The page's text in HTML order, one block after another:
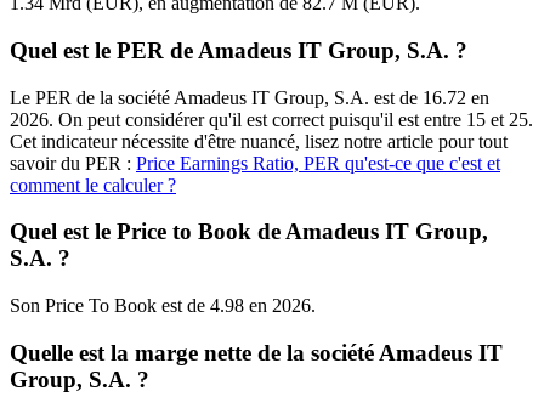
Quel est le PER de Amadeus IT Group, S.A. ?
Le PER de la société Amadeus IT Group, S.A. est de 16.72 en
2026. On peut considérer qu'il est correct puisqu'il est entre 15 et 25.
Cet indicateur nécessite d'être nuancé, lisez notre article pour tout
savoir du PER : Price Earnings Ratio, PER qu'est-ce que c'est et
comment le calculer ?
Quel est le Price to Book de Amadeus IT Group,
S.A. ?
Son Price To Book est de 4.98 en 2026.
Quelle est la marge nette de la société Amadeus IT
Group, S.A. ?